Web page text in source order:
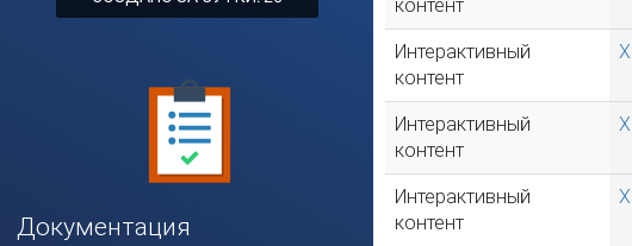
Документация
контент
Интерактивный
контент
Интерактивный
контент
Интерактивный
контент